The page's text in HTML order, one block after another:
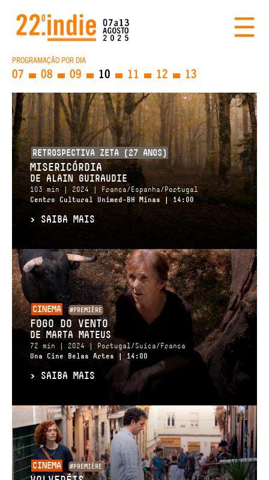
PROGRAMAÇÃO POR DIA
07 08 09 10 11 12 13
RETROSPECTIVA ZETA (27 ANOS)
MISERICÓRDIA
DE ALAIN GUIRAUDIE
103 min | 2024 | França/Espanha/Portugal
Centro Cultural Unimed-BH Minas | 14:00
> SAIBA MAIS
CINEMA #PREMIÈRE
FOGO DO VENTO
DE MARTA MATEUS
72 min | 2024 | Portugal/Suíça/França
Una Cine Belas Artes | 14:00
> SAIBA MAIS
CINEMA #PREMIÈRE